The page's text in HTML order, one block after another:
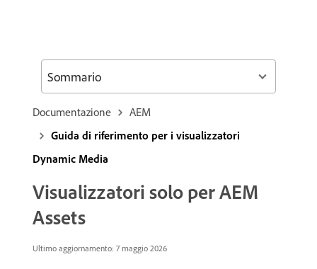
Documentazione
AEM
Guida di riferimento per i visualizzatori
Dynamic Media
Visualizzatori solo per AEM
Assets
Ultimo aggiornamento: 7 maggio 2026
Sommario